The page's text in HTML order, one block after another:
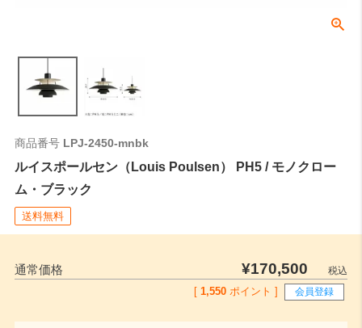
商品番号 LPJ-2450-mnbk
ルイスポールセン（Louis Poulsen） PH5 / モノクロー
ム・ブラック
送料無料
通常価格 ¥170,500
税込
1,550 ポイント ] 会員登録